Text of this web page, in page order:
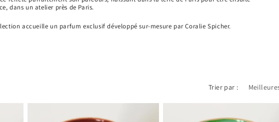
dans un atelier près de Paris.
accueille un parfum exclusif développé sur-mesure par Coralie Spicher.
Trier par :